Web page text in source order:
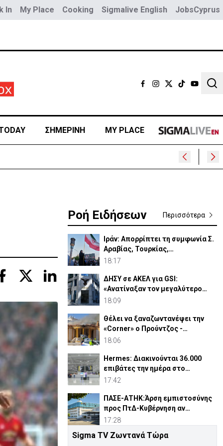
In My Place Cooking Sigmalive English JobsCyprus
ΣΗΜΕΡΙΝΗ MY PLACE
Ροή Ειδήσεων Περισσότερα
Ιράν: Απορρίπτει τη συμφωνία Σ.
Αραβίας, Τουρκίας,
Πακιστάν-«Μόνο στα χαρτιά»
18:17
ΔΗΣΥ σε ΑΚΕΛ για GSI:
«Ανατίναξαν τον μεγαλύτερο
ηλεκτροπαραγωγικό σταθμό»
18:09
Θέλει να ξαναζωντανέψει την
«Corner» o Προύντζος -
«Πληγώνει τις αναμνήσεις»
18:06
Hermes: Διακινούνται 36.000
επιβάτες την ημέρα στο
αεροδρόμιο Λάρνακας
17:42
ΠΑΣΕ-ΑΤΗΚ:Άρση εμπιστοσύνης
προς ΠτΔ-Κυβέρνηση αν
αντικατασταθεί ο Οικονομίδης
17:28
Άγκυρα: Η «Συμφωνία της
Sigma TV Ζωντανά Τώρα